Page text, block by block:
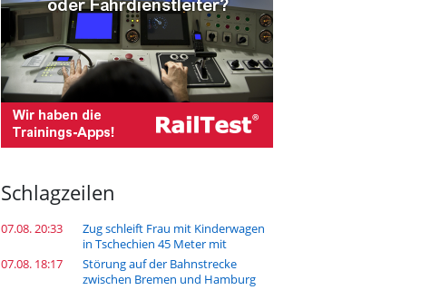
Schlagzeilen
07.08. 20:33
Zug schleift Frau mit Kinderwagen
in Tschechien 45 Meter mit
07.08. 18:17
Störung auf der Bahnstrecke
zwischen Bremen und Hamburg